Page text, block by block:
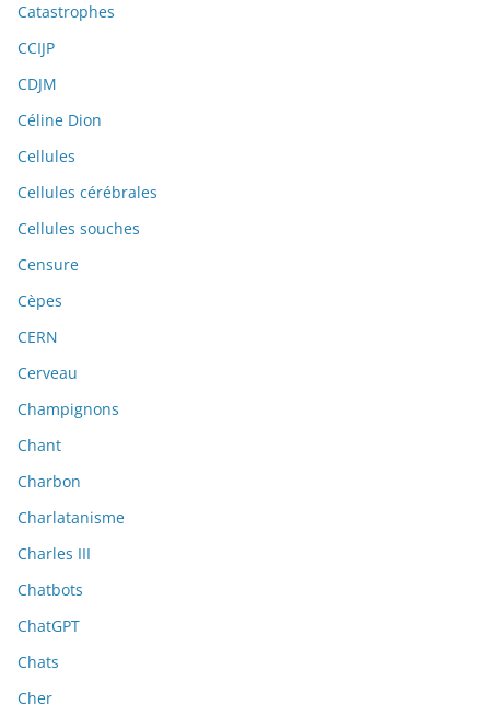
Catastrophes
CCIJP
CDJM
Céline Dion
Cellules
Cellules cérébrales
Cellules souches
Censure
Cèpes
CERN
Cerveau
Champignons
Chant
Charbon
Charlatanisme
Charles III
Chatbots
ChatGPT
Chats
Cher